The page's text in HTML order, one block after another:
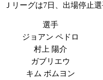
Ｊリーグは7日、出場停止
選手
ジョアン ペドロ
村上 陽介
ガブリエウ
キム ボムヨン